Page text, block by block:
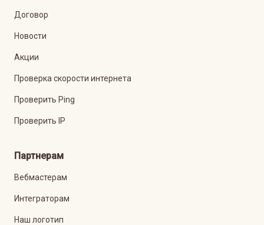
Договор
Новости
Акции
Проверка скорости интернета
Проверить Ping
Проверить IP
Партнерам
Вебмастерам
Интеграторам
Наш логотип